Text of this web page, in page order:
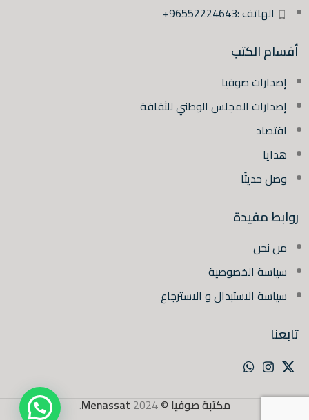
الهاتف :96552224643+
أقسام الكتب
إصدارات صوفيا
إصدارات المجلس الوطني للثقافة
اقتصاد
هدايا
وصل حديثًا
روابط مفيدة
من نحن
سياسة الخصوصية
سياسة الاستبدال و الاسترجاع
تابعنا
مكتبة صوفيا ©2024
Menassat
.